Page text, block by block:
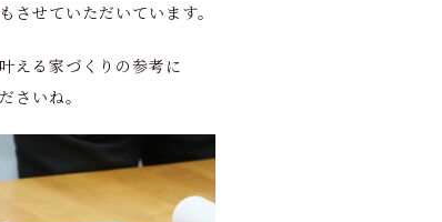
させていただいています。
える家づくりの参考に
さいね。